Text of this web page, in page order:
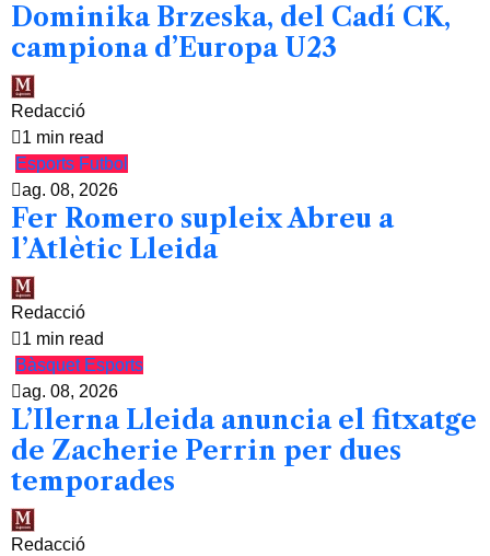
Dominika Brzeska, del Cadí CK,
campiona d’Europa U23
Redacció
1 min read
Esports Futbol
ag. 08, 2026
Fer Romero supleix Abreu a
l’Atlètic Lleida
Redacció
1 min read
Bàsquet Esports
ag. 08, 2026
L’Ilerna Lleida anuncia el fitxatge
de Zacherie Perrin per dues
temporades
Redacció